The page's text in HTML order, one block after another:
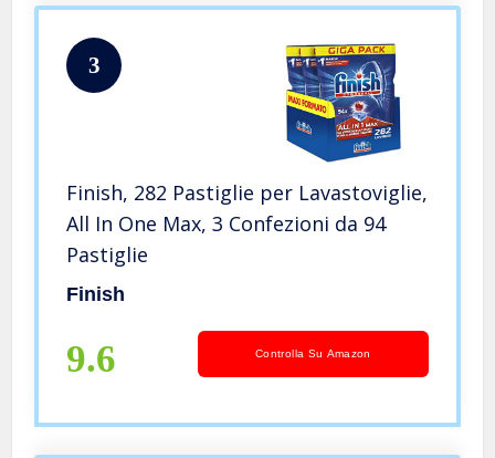
3
Finish, 282 Pastiglie per Lavastoviglie,
All In One Max, 3 Confezioni da 94
Pastiglie
Finish
9.6 Controlla Su Amazon